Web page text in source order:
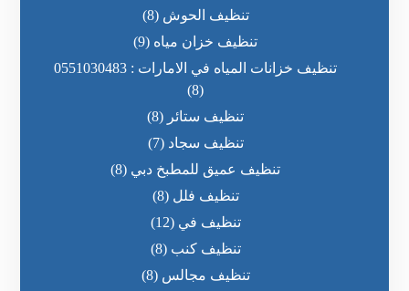
تنظيف الحوش (8)
تنظيف خزان مياه (9)
تنظيف خزانات المياه في الامارات : 0551030483
(8)
تنظيف ستائر (8)
تنظيف سجاد (7)
تنظيف عميق للمطبخ دبي (8)
تنظيف فلل (8)
تنظيف في (12)
تنظيف كنب (8)
تنظيف مجالس (8)